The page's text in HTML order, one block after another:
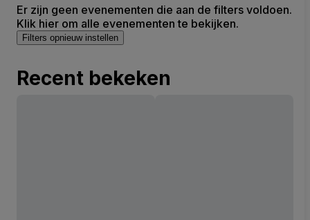
Er zijn geen evenementen die aan de filters voldoen.
Klik hier om alle evenementen te bekijken.
Filters opnieuw instellen
Recent bekeken